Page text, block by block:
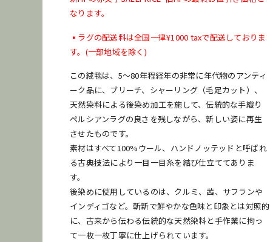
なります。
▪️ラグの配送料は全国一律¥1000 taxで配送しておりま
す。(一部地域を除く)
この絨毯は、5〜80年程経年の非常に年代物のアンティ
ーク品に、ブリーチ、シャーリング（毛足カット）、
天然染料による後染め加工を施して、伝統的な手織り
ペルシアンラグの良さを残しながら、新しい姿に再生
させたものです。
素材はすべて100%ウール、ハンドノッテッドと呼ばれ
る古典技法により一目一目糸を結び仕立ててありま
す。
後染めに使用しているのは、クルミ、茜、サフランや
インディゴなど。斬新で鮮やかな色味と印象とは対照的
に、古来から伝わる伝統的な天然染料と手作業に拘っ
て一枚一枚丁寧に仕上げられています。
お問い合わせ 商品のレンタル
●納期に関して
在庫保管状況により、商品の移動などですぐに発送できな
お問い合わせください。
発送